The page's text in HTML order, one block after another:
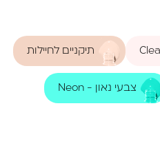
תיקניים לחיילות
צבעי נאון - Neon